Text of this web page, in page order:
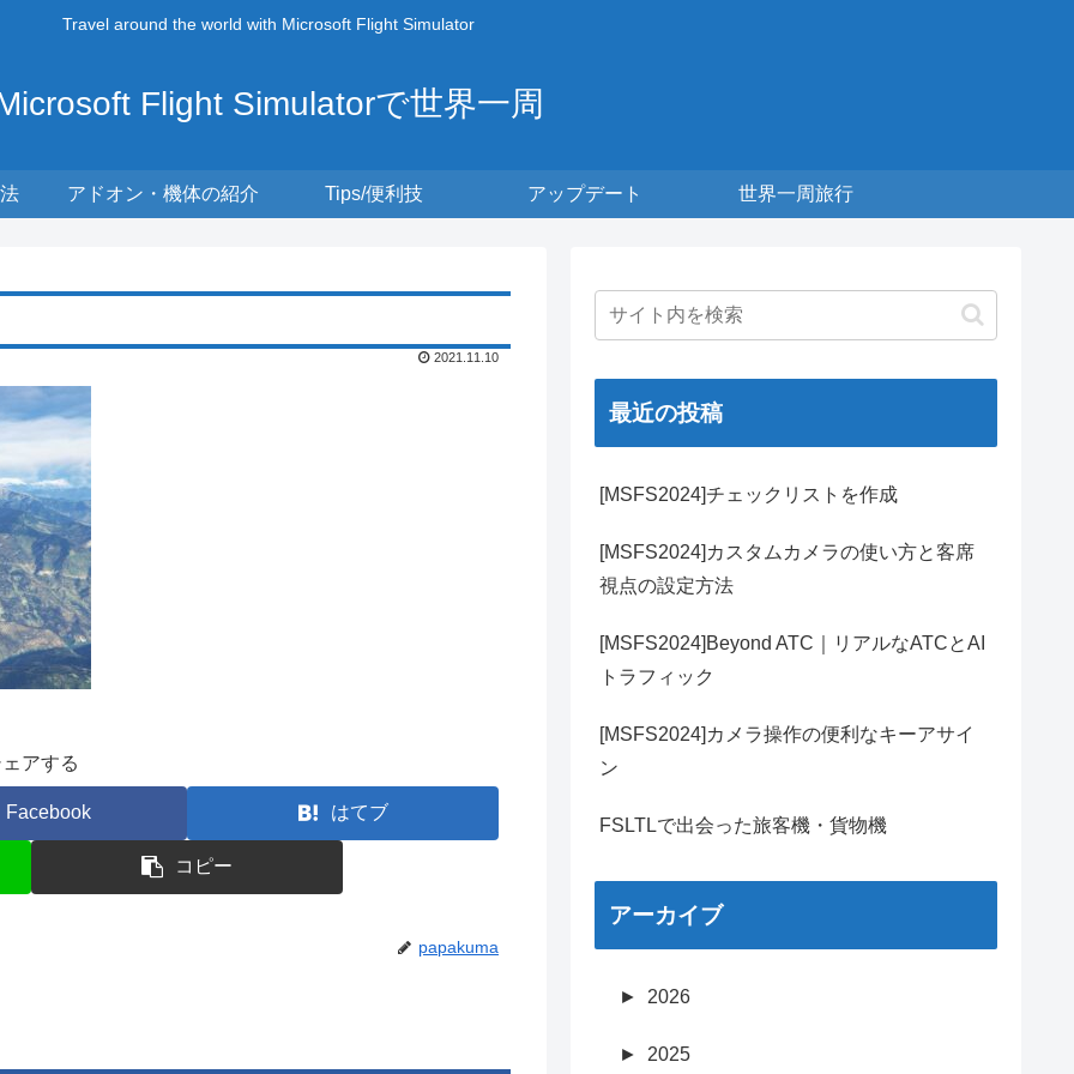
Travel around the world with Microsoft Flight Simulator
Flight Simulatorで世界一周
アドオン・機体の紹介 Tips/便利技 アップデート 世界一周旅行
2021.11.10
アする
Facebook はてブ
コピー
papakuma
最近の投稿
[MSFS2024]チェックリストを作成
[MSFS2024]カスタムカメラの使い方と客席
視点の設定方法
[MSFS2024]Beyond ATC｜リアルなATCとAI
トラフィック
[MSFS2024]カメラ操作の便利なキーアサイ
ン
FSLTLで出会った旅客機・貨物機
アーカイブ
► 2026
► 2025